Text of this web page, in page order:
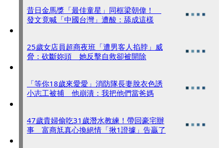
昔日金馬獎「最佳童星」同框梁朝偉！
發文竟喊「中國台灣」遭酸：舔成這樣
25歲女店員超商夜班「遭男客人掐脖」威
脅：砍斷妳頭 她反擊自救卻被開除
「等你18歲來愛愛」消防隊長妻脫衣色誘
小志工被捕 他崩潰：我把他們當爸媽
47歲貴婦偷吃31歲潛水教練！帶回豪宅辦
事 富商尪真心換絕情「揪1證據」告贏了